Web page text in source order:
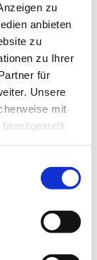
zu
anbieten
zu
zu Ihrer
für
Unsere
mit